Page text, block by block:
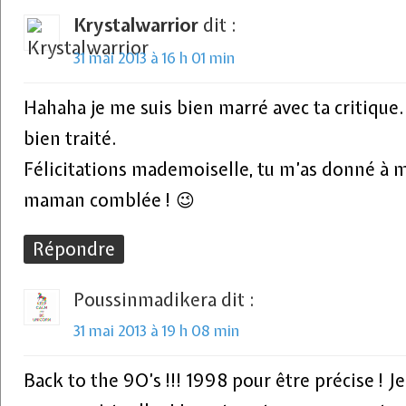
Krystalwarrior dit :
31 mai 2013 à 16 h 01 min
Hahaha je me suis bien marré avec ta
bien traité.
Félicitations mademoiselle, tu m’as donné à
maman comblée ! 😉
Répondre
Poussinmadikera dit :
31 mai 2013 à 19 h 08 min
Back to the 9O’s !!! 1998 pour être précise !